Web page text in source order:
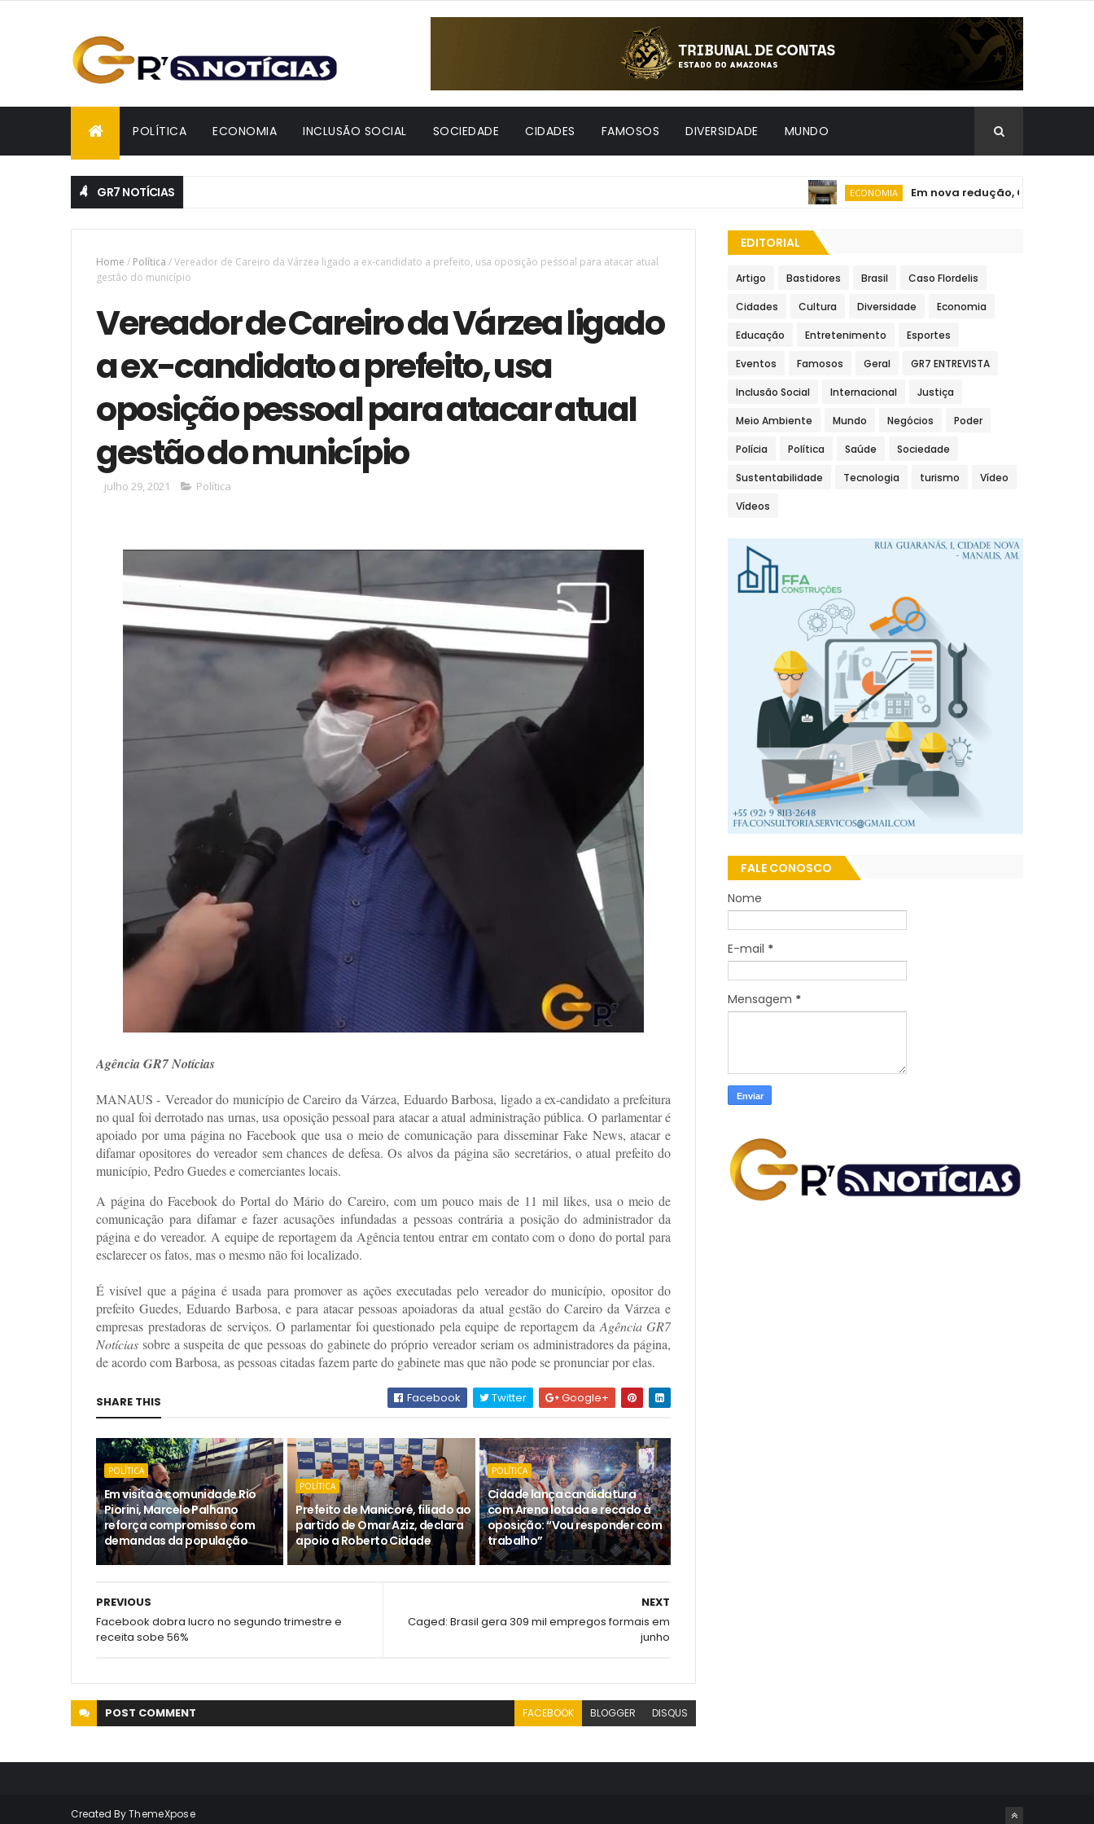
POLÍTICA ECONOMIA INCLUSÃO SOCIAL SOCIEDADE CIDADES FAMOSOS DIVERSIDADE MUNDO
GR7 NOTÍCIAS ECONOMIA Em nova redução, Copom baixa
Home / Política /Vereador de Careiro da Várzea ligado a ex-candidato a prefeito, usa oposição pessoal para atacar atual
gestão do município
Vereador de Careiro da Várzea ligado
a ex-candidato a prefeito, usa
oposição pessoal para atacar atual
gestão do município
julho 29, 2021 Política
Agência GR7 Notícias
MANAUS - Vereador do município de Careiro da Várzea, Eduardo Barbosa, ligado a ex-candidato a prefeitura
no qual foi derrotado nas urnas, usa oposição pessoal para atacar a atual administração pública. O parlamentar é
apoiado por uma página no Facebook que usa o meio de comunicação para disseminar Fake News, atacar e
difamar opositores do vereador sem chances de defesa. Os alvos da página são secretários, o atual prefeito do
município, Pedro Guedes e comerciantes locais.
A página do Facebook do Portal do Mário do Careiro, com um pouco mais de 11 mil likes, usa o meio de
comunicação para difamar e fazer acusações infundadas a pessoas contrária a posição do administrador da
página e do vereador. A equipe de reportagem da Agência tentou entrar em contato com o dono do portal para
esclarecer os fatos, mas o mesmo não foi localizado.
É visível que a página é usada para promover as ações executadas pelo vereador do município, opositor do
prefeito Guedes, Eduardo Barbosa, e para atacar pessoas apoiadoras da atual gestão do Careiro da Várzea e
empresas prestadoras de serviços. O parlamentar foi questionado pela equipe de reportagem daAgência GR7
Notícias sobre a suspeita de que pessoas do gabinete do próprio vereador seriam os administradores da página,
de acordo com Barbosa, as pessoas citadas fazem parte do gabinete mas que não pode se pronunciar por elas.
SHARE THIS Facebook Twitter Google+
POLÍTICA
Em visita à comunidade Rio
Piorini, Marcelo Palhano
reforça compromisso com
demandas da população
POLÍTICA
Prefeito de Manicoré, filiado ao
partido de Omar Aziz, declara
apoio a Roberto Cidade
POLÍTICA
Cidade lança candidatura
com Arena lotada e recado à
oposição: “Vou responder com
trabalho”
NEXT
Caged: Brasil gera 309 mil empregos formais em
junho
PREVIOUS
Facebook dobra lucro no segundo trimestre e
receita sobe 56%
POST COMMENT FACEBOOK BLOGGER DISQUS
EDITORIAL
Artigo Bastidores Brasil Caso Flordelis
Cidades Cultura Diversidade Economia
Educação Entretenimento Esportes
Eventos Famosos Geral GR7 ENTREVISTA
Inclusão Social Internacional Justiça
Meio Ambiente Mundo Negócios Poder
Polícia Política Saúde Sociedade
Sustentabilidade Tecnologia turismo Vídeo
Vídeos
FALE CONOSCO
Nome
E-mail *
Mensagem *
Created ByThemeXpose